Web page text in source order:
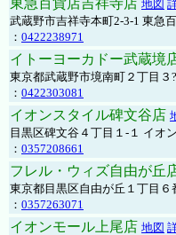
東急百貨店吉祥寺店 地図
武蔵野市吉祥寺本町2-3-1 東急
： 0422238971
イトーヨーカドー武蔵境
東京都武蔵野市境南町２丁目
： 0422303081
イオンスタイル碑文谷店
目黒区碑文谷４丁目１-１ イオ
： 0357208661
フレル・ウィズ自由が丘
東京都目黒区自由が丘１丁目６
： 0357263071
イオンモール上尾店 地図